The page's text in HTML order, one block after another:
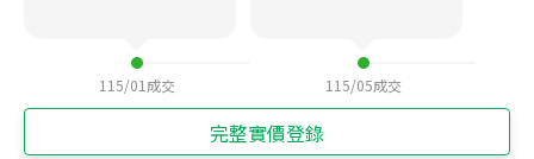
115/01 成交 115/05成交
完整實價登錄